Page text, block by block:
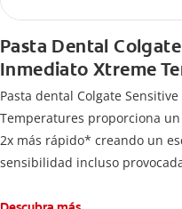
Pasta Dental
Inmediato Xtreme
Pasta dental Colgate
Temperatures proporciona
2x más rápido* creando un
sensibilidad incluso